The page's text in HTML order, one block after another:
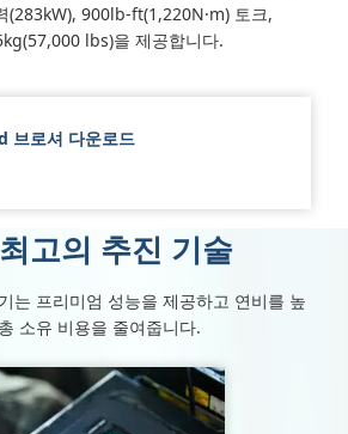
(283kW), 900lb-ft(1,220N·m) 토크,
lbs)을 제공합니다.
브로셔 다운로드
고의 추진 기술
는 프리미엄 성능을 제공하고 연비를 높
소유 비용을 줄여줍니다.